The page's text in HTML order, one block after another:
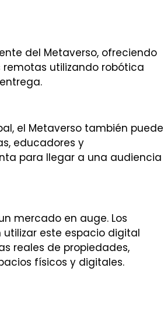
del Metaverso, ofreciendo
utilizando robótica
el Metaverso también puede
educadores y
para llegar a una audiencia
mercado en auge. Los
este espacio digital
reales de propiedades,
físicos y digitales.